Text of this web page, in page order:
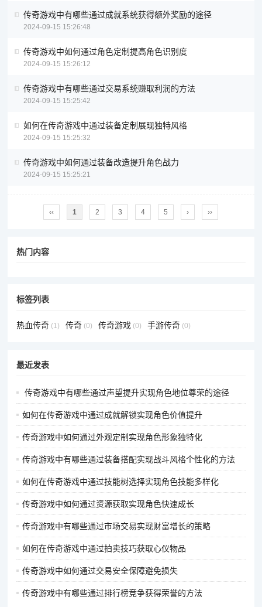
传奇游戏中有哪些通过成就系统获得额外奖励的途径
2024-09-15 15:26:48
传奇游戏中如何通过角色定制提高角色识别度
2024-09-15 15:26:12
传奇游戏中有哪些通过交易系统赚取利润的方法
2024-09-15 15:25:42
如何在传奇游戏中通过装备定制展现独特风格
2024-09-15 15:25:32
传奇游戏中如何通过装备改造提升角色战力
2024-09-15 15:25:21
‹‹ 1 2 3 4 5 › ››
热门内容
标签列表
热血传奇 (1) 传奇 (0) 传奇游戏 (0) 手游传奇 (0)
最近发表
传奇游戏中有哪些通过声望提升实现角色地位尊荣的途径
如何在传奇游戏中通过成就解锁实现角色价值提升
传奇游戏中如何通过外观定制实现角色形象独特化
传奇游戏中有哪些通过装备搭配实现战斗风格个性化的方法
如何在传奇游戏中通过技能树选择实现角色技能多样化
传奇游戏中如何通过资源获取实现角色快速成长
传奇游戏中有哪些通过市场交易实现财富增长的策略
如何在传奇游戏中通过拍卖技巧获取心仪物品
传奇游戏中如何通过交易安全保障避免损失
传奇游戏中有哪些通过排行榜竞争获得荣誉的方法